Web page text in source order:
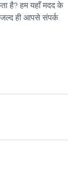
है? हम यहाँ मदद के
ही आपसे संपर्क